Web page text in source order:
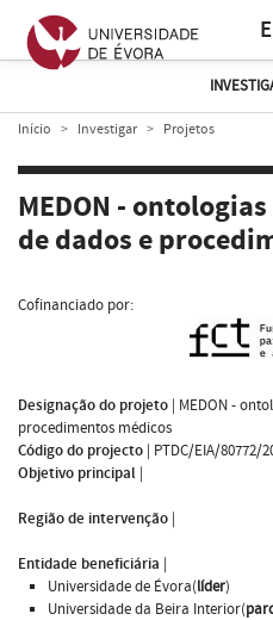
Início Investigar Projetos
MEDON -
de dados e
Cofinanciado por:
Designação do projeto | MEDON -
procedimentos médicos
Código do projecto | PTDC/EIA/80772/
Objetivo principal |
Região de intervenção |
Entidade beneficiária |
Universidade de Évora(líder)
Universidade da Beira Interior(